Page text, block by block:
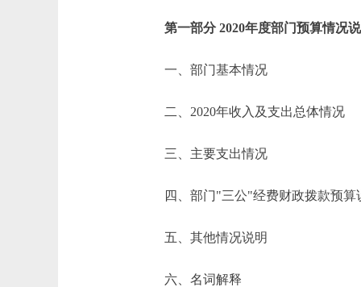
第一部分 2020年度部门预算情况说
一、部门基本情况
二、2020年收入及支出总体情况
三、主要支出情况
四、部门"三公"经费财政拨款预算
五、其他情况说明
六、名词解释